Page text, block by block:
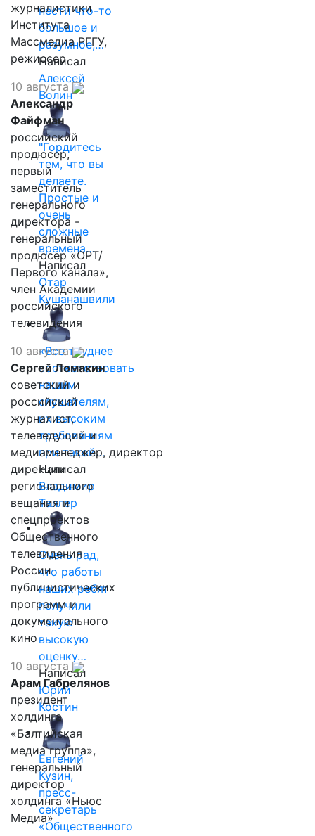
нести что-то
большое и
разумное,…
Написал
Алексей
Волин
"Гордитесь
тем, что вы
делаете.
Простые и
очень
сложные
времена…
Написал
Отар
Кушанашвили
«Все труднее
соответствовать
нашим
слушателям,
их высоким
требованиям
при такой…
Написал
Владимир
Таллер
Очень рад,
что работы
наших ребят
получили
такую
высокую
оценку…
Написал
Юрий
Костин
Евгений
Кузин,
пресс-
секретарь
«Общественного
журналистики
Института
Массмедиа РГГУ,
режиссер.
10 августа
Александр
Файфман
российский
продюсер,
первый
заместитель
генерального
директора -
генеральный
продюсер «ОРТ/
Первого канала»,
член Академии
российского
телевидения
10 августа
Сергей Ломакин
советский и
российский
журналист,
телеведущий и
медиаменеджер, директор
дирекции
регионального
вещания и
спецпроектов
Общественного
телевидения
России
публицистических
программ и
документального
кино
10 августа
Арам Габрелянов
президент
холдинга
«Балтийская
медиа группа»,
генеральный
директор
холдинга «Ньюс
Медиа»